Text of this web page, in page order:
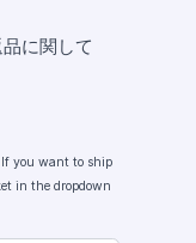
に関して
If you want to ship
in the dropdown